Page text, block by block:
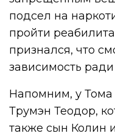
подсел на
пройти
признался, что
зависимость
Напомним, у Тома
Трумэн Теодор,
также сын Колин